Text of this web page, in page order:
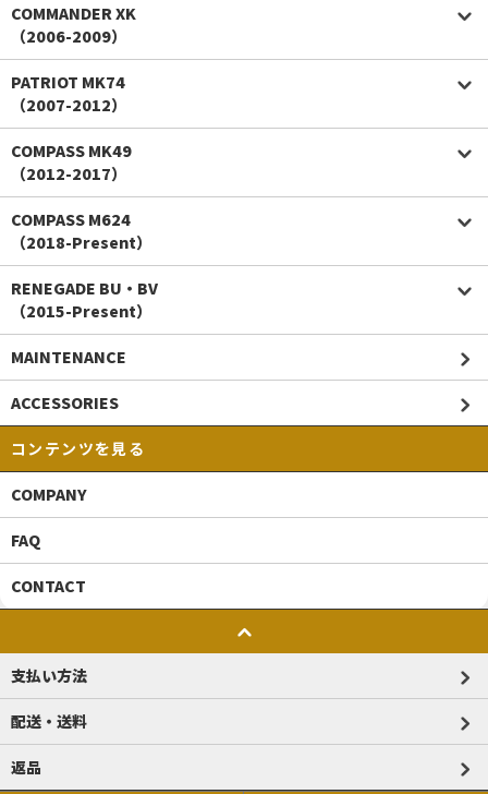
COMMANDER XK
（2006-2009）
PATRIOT MK74
（2007-2012）
COMPASS MK49
（2012-2017）
COMPASS M624
（2018-Present）
RENEGADE BU・BV
（2015-Present）
MAINTENANCE
ACCESSORIES
コンテンツを見る
COMPANY
FAQ
CONTACT
支払い方法
配送・送料
返品